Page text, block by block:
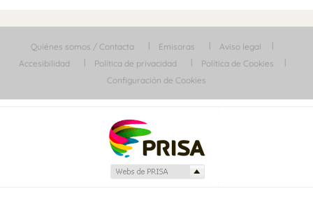
Quiénes somos / Contacta Emisoras
Aviso legal
Accesibilidad
Política de privacidad
Política de Cookies
Configuración de Cookies